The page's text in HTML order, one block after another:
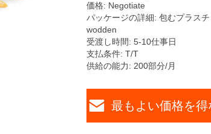
価格: Negotiate
パッケージの詳細: 包むプラス
wodden
受渡し時間: 5-10仕事日
支払条件: T/T
供給の能力: 200部分/月
最もよい価格を得